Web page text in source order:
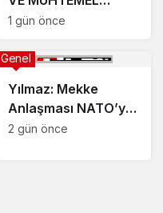
SONUÇLARI
1 gün önce
Yılmaz: Mekke
Anlaşması NATO’ya
veya herhangi bir
Genel
2 gün önce